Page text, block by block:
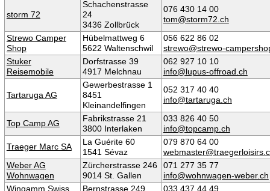
storm 72
Schachenstrasse
24
3436 Zollbrück
076 430 14 00
tom@storm72.ch
Strewo Camper
Shop
Hübelmattweg 6
5622 Waltenschwil
056 622 86 02
strewo@strewo-
Stuker
Reisemobile
Dorfstrasse 39
4917 Melchnau
062 927 10 10
info@lupus-offroad.ch
Tartaruga AG
Gewerbestrasse 1
8451
Kleinandelfingen
052 317 40 40
info@tartaruga.ch
Top Camp AG
Fabrikstrasse 21
3800 Interlaken
033 826 40 50
info@topcamp.ch
Traeger Marc SA
La Guérite 60
1541 Sévaz
079 870 64 00
Weber AG
Wohnwagen
Zürcherstrasse 246
9014 St. Gallen
071 277 35 77
info@wohnwagen-weber.ch
Wingamm Swiss
Bernstrasse 249 033 437 44 49